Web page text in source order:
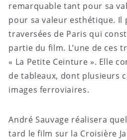
remarquable tant pour sa
pour sa valeur esthétique. Il
traversées de Paris qui
partie du film. L’une de ces
« La Petite Ceinture ». Elle
de tableaux, dont plusieurs
images ferroviaires.
André Sauvage réalisera
tard le film sur la Croisière